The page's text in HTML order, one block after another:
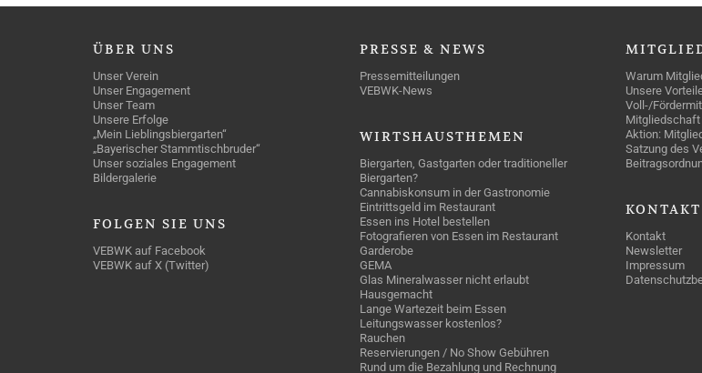
ÜBER UNS
Unser Verein
Unser Engagement
Unser Team
Unsere Erfolge
„Mein Lieblingsbiergarten“
„Bayerischer Stammtischbruder“
Unser soziales Engagement
Bildergalerie
FOLGEN SIE UNS
VEBWK auf Facebook
VEBWK auf X (Twitter)
PRESSE & NEWS
Pressemitteilungen
VEBWK-News
WIRTSHAUSTHEMEN
Biergarten, Gastgarten oder traditioneller
Biergarten?
Cannabiskonsum in der Gastronomie
Eintrittsgeld im Restaurant
Essen ins Hotel bestellen
Fotografieren von Essen im Restaurant
Garderobe
GEMA
Glas Mineralwasser nicht erlaubt
Hausgemacht
Lange Wartezeit beim Essen
Leitungswasser kostenlos?
Rauchen
Reservierungen / No Show Gebühren
Rund um die Bezahlung und Rechnung
Warum
Unsere
Voll-/
Mitgliedschaft
Aktion:
Satzung des
KONTAKT
Kontakt
Newsletter
Impressum